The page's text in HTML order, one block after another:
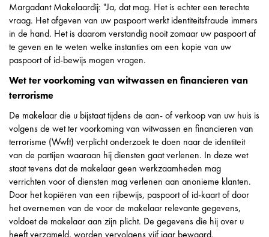
Margadant Makelaardij: "Ja, dat mag. Het is echter een terechte
vraag. Het afgeven van uw paspoort werkt identiteitsfraude immers
in de hand. Het is daarom verstandig nooit zomaar uw paspoort af
te geven en te weten welke instanties om een kopie van uw
paspoort of id-bewijs mogen vragen.
Wet ter voorkoming van witwassen en financieren van
terrorisme
De makelaar die u bijstaat tijdens de aan- of verkoop van uw huis is
volgens de wet ter voorkoming van witwassen en financieren van
terrorisme (Wwft) verplicht onderzoek te doen naar de identiteit
van de partijen waaraan hij diensten gaat verlenen. In deze wet
staat tevens dat de makelaar geen werkzaamheden mag
verrichten voor of diensten mag verlenen aan anonieme klanten.
Door het kopiëren van een rijbewijs, paspoort of id-kaart of door
het overnemen van de voor de makelaar relevante gegevens,
voldoet de makelaar aan zijn plicht. De gegevens die hij over u
heeft verzameld, worden vervolgens vijf jaar bewaard.